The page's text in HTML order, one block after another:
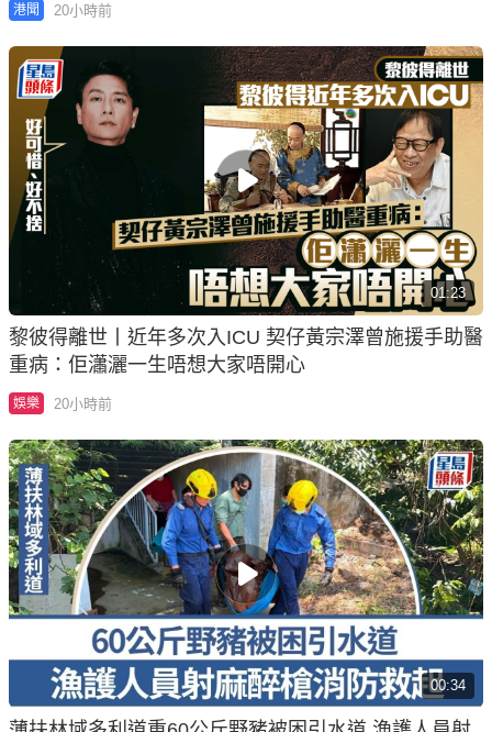
港聞 20小時前
01:23
黎彼得離世丨近年多次入ICU 契仔黃宗澤曾施援手助醫
重病：佢瀟灑一生唔想大家唔開心
娛樂 20小時前
00:34